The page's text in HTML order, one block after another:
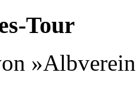
​Tour